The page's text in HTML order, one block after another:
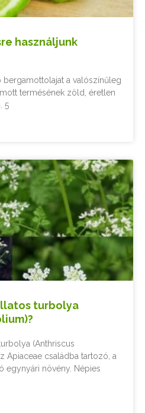
használjunk
bergamottolajat a valószínűleg
termésének zöld, éretlen
5
turbolya
(Anthriscus
Apiaceae családba tartozó, a
egynyári növény. Népies